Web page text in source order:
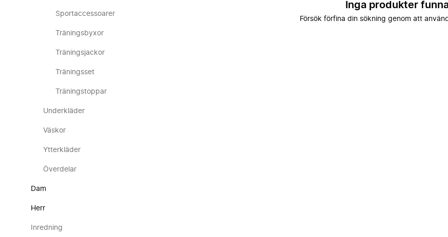
Sportaccessoarer
Träningsbyxor
Träningsjackor
Träningsset
Träningstoppar
Underkläder
Väskor
Ytterkläder
Överdelar
Dam
Herr
Inredning
Inga produkter
Försök förfina din sökning genom att